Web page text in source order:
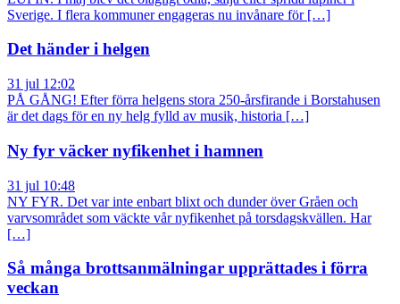
Sverige. I flera kommuner engageras nu invånare för […]
Det händer i helgen
31 jul 12:02
PÅ GÅNG! Efter förra helgens stora 250-årsfirande i Borstahusen
är det dags för en ny helg fylld av musik, historia […]
Ny fyr väcker nyfikenhet i hamnen
31 jul 10:48
NY FYR. Det var inte enbart blixt och dunder över Gråen och
varvsområdet som väckte vår nyfikenhet på torsdagskvällen. Har
[…]
Så många brottsanmälningar upprättades i förra
veckan